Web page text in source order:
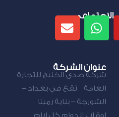
الاجتماعي
عنوان الشركة
شركة صدى الخليج للتجارة
العامة تقع في بغداد –
الشورجة – بناية رميتا